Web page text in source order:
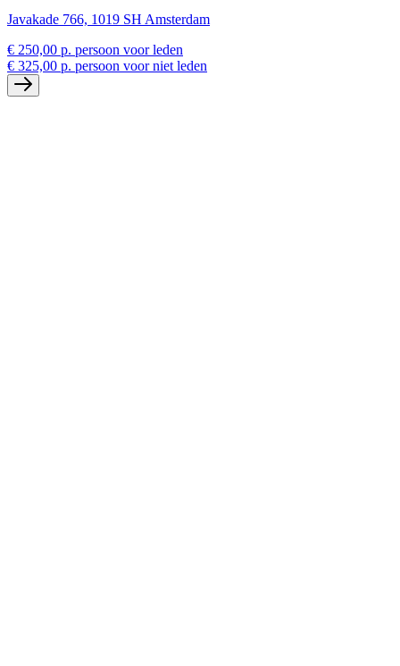
Javakade 766, 1019 SH Amsterdam
€ 250,00 p. persoon voor leden
€ 325,00 p. persoon voor niet leden